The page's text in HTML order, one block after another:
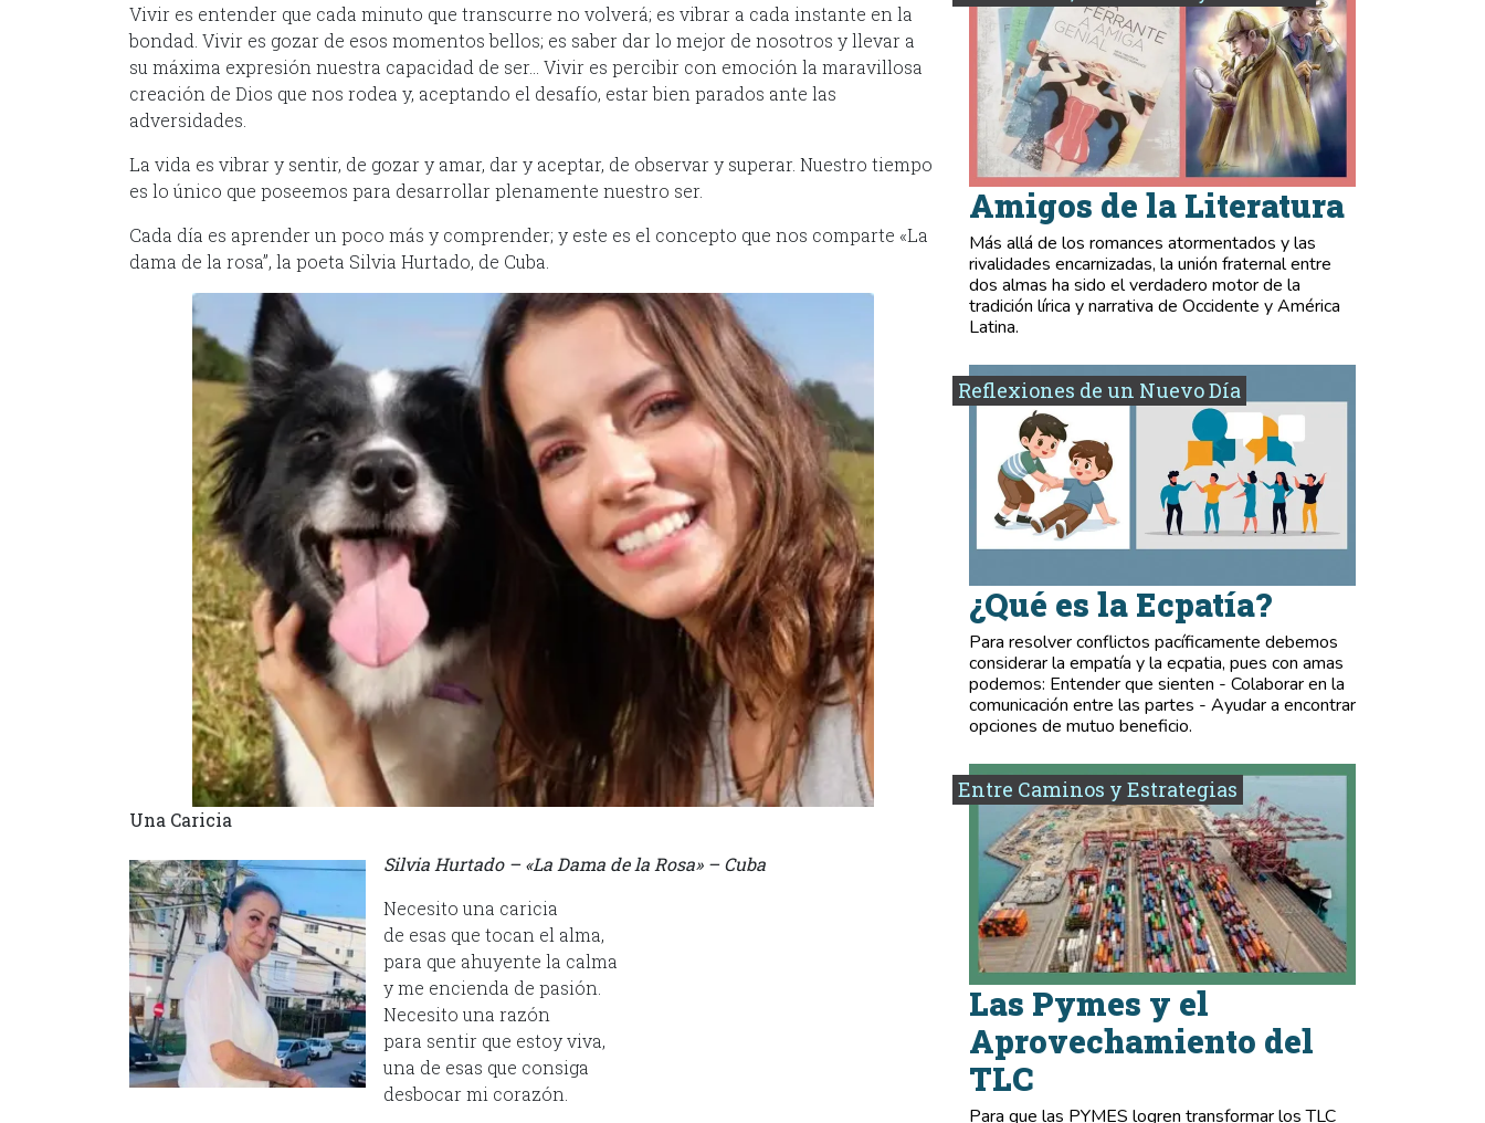
Vivir es entender que cada minuto que transcurre no volverá; es vibrar a cada instante en la
bondad. Vivir es gozar de esos momentos bellos; es saber dar lo mejor de nosotros y llevar a
su máxima expresión nuestra capacidad de ser… Vivir es percibir con emoción la maravillosa
creación de Dios que nos rodea y, aceptando el desafío, estar bien parados ante las
adversidades.
La vida es vibrar y sentir, de gozar y amar, dar y aceptar, de observar y superar. Nuestro tiempo
es lo único que poseemos para desarrollar plenamente nuestro ser.
Cada día es aprender un poco más y comprender; y este es el concepto que nos comparte «La
dama de la rosa”, la poeta Silvia Hurtado, de Cuba.
Una Caricia
Silvia Hurtado – «La Dama de la Rosa» – Cuba
Necesito una caricia
de esas que tocan el alma,
para que ahuyente la calma
y me encienda de pasión.
Necesito una razón
para sentir que estoy viva,
una de esas que consiga
desbocar mi corazón.
Amigos de la Literatura
Más allá de los romances atormentados y las
rivalidades encarnizadas, la unión fraternal entre
dos almas ha sido el verdadero motor de la
tradición lírica y narrativa de Occidente y América
Latina.
Reflexiones de un Nuevo Día
¿Qué es la Ecpatía?
Para resolver conflictos pacíficamente debemos
considerar la empatía y la ecpatia, pues con amas
podemos: Entender que sienten - Colaborar en la
comunicación entre las partes - Ayudar a encontrar
opciones de mutuo beneficio.
Entre Caminos y Estrategias
Las Pymes y el
Aprovechamiento del
TLC
Para que las PYMES logren transformar los TLC